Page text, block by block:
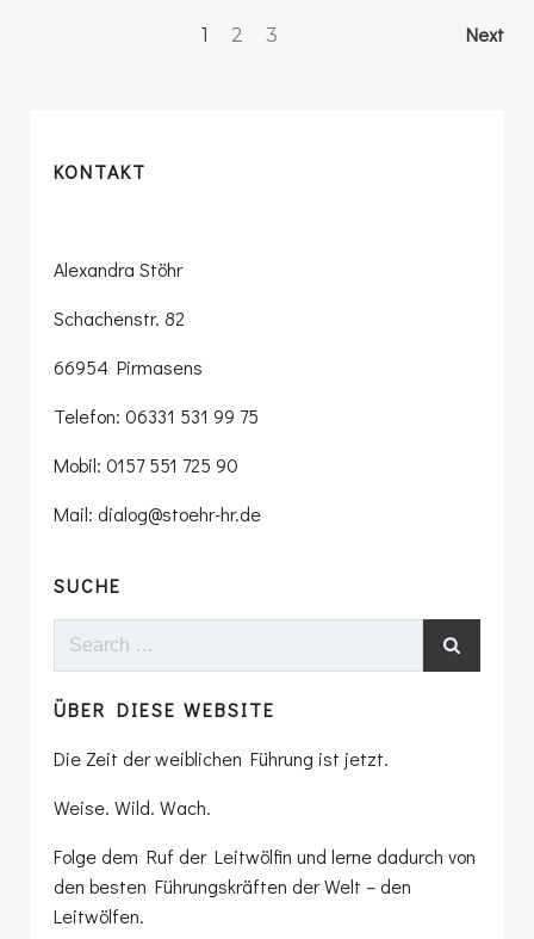
Page
1 Page
2 Page
3 Next
KONTAKT
Alexandra Stöhr
Schachenstr. 82
66954 Pirmasens
Telefon: 06331 531 99 75
Mobil: 0157 551 725 90
Mail: dialog@stoehr-hr.de
SUCHE
Search
ÜBER DIESE WEBSITE
Die Zeit der weiblichen Führung ist jetzt.
Weise. Wild. Wach.
Folge dem Ruf der Leitwölfin und lerne dadurch von
den besten Führungskräften der Welt – den
Leitwölfen.